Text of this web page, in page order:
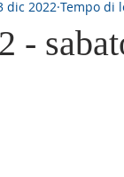
-
dic 2022 Tempo di